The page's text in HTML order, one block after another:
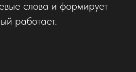
слова и формирует
работает.